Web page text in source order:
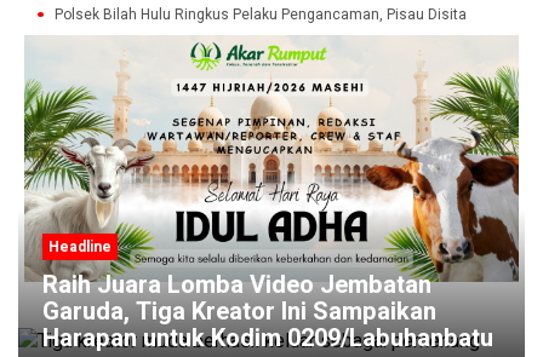
Polsek Bilah Hulu Ringkus Pelaku Pengancaman, Pisau Disita
Headline
Raih Juara Lomba Video Jembatan
Garuda, Tiga Kreator Ini Sampaikan
Harapan untuk Kodim 0209/Labuhanbatu